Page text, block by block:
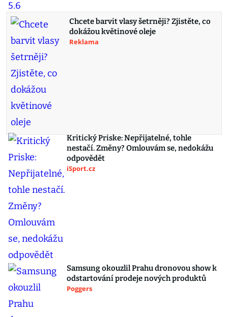
Chcete barvit vlasy šetrněji? Zjistěte, co
dokážou květinové oleje
Reklama
Kritický Priske: Nepřijatelné, tohle
nestačí. Změny? Omlouvám se, nedokážu
odpovědět
iSport.cz
Samsung okouzlil Prahu dronovou show k
odstartování prodeje nových produktů
Poggers